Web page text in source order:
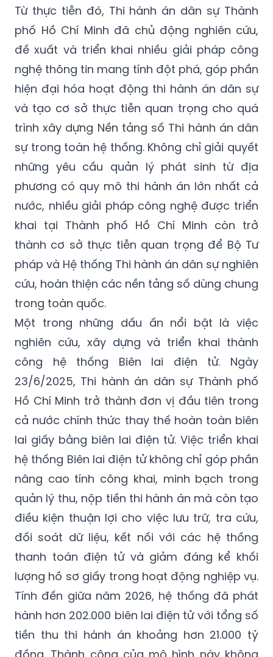
Từ thực tiễn đó, Thi hành án dân sự Thành
phố Hồ Chí Minh đã chủ động nghiên cứu,
đề xuất và triển khai nhiều giải pháp công
nghệ thông tin mang tính đột phá, góp phần
hiện đại hóa hoạt động thi hành án dân sự
và tạo cơ sở thực tiễn quan trọng cho quá
trình xây dựng Nền tảng số Thi hành án dân
sự trong toàn hệ thống. Không chỉ giải quyết
những yêu cầu quản lý phát sinh từ địa
phương có quy mô thi hành án lớn nhất cả
nước, nhiều giải pháp công nghệ được triển
khai tại Thành phố Hồ Chí Minh còn trở
thành cơ sở thực tiễn quan trọng để Bộ Tư
pháp và Hệ thống Thi hành án dân sự nghiên
cứu, hoàn thiện các nền tảng số dùng chung
trong toàn quốc.
Một trong những dấu ấn nổi bật là việc
nghiên cứu, xây dựng và triển khai thành
công hệ thống Biên lai điện tử. Ngày
23/6/2025, Thi hành án dân sự Thành phố
Hồ Chí Minh trở thành đơn vị đầu tiên trong
cả nước chính thức thay thế hoàn toàn biên
lai giấy bằng biên lai điện tử. Việc triển khai
hệ thống Biên lai điện tử không chỉ góp phần
nâng cao tính công khai, minh bạch trong
quản lý thu, nộp tiền thi hành án mà còn tạo
điều kiện thuận lợi cho việc lưu trữ, tra cứu,
đối soát dữ liệu, kết nối với các hệ thống
thanh toán điện tử và giảm đáng kể khối
lượng hồ sơ giấy trong hoạt động nghiệp vụ.
Tính đến giữa năm 2026, hệ thống đã phát
hành hơn 202.000 biên lai điện tử với tổng số
tiền thu thi hành án khoảng hơn 21.000 tỷ